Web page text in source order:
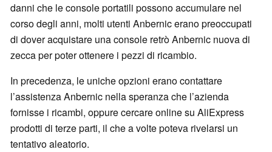
danni che le console portatili possono accumulare nel
corso degli anni, molti utenti Anbernic erano preoccupati
di dover acquistare una console retrò Anbernic nuova di
zecca per poter ottenere i pezzi di ricambio.
In precedenza, le uniche opzioni erano contattare
l’assistenza Anbernic nella speranza che l’azienda
fornisse i ricambi, oppure cercare online su AliExpress
prodotti di terze parti, il che a volte poteva rivelarsi un
tentativo aleatorio.